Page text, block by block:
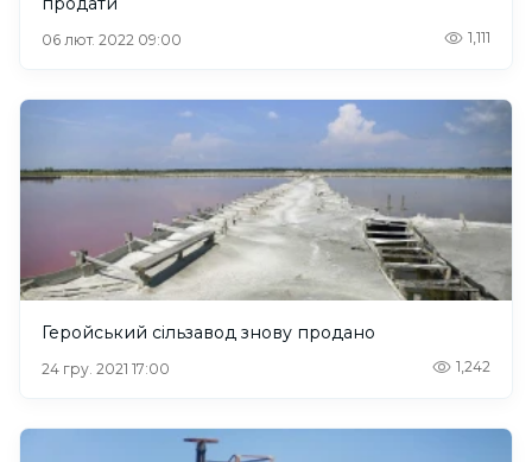
06 лют. 2022 09:00 1,111
Геройський сільзавод знову продано
24 гру. 2021 17:00 1,242